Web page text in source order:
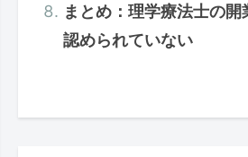
まとめ：理学療法士の開
認められていない